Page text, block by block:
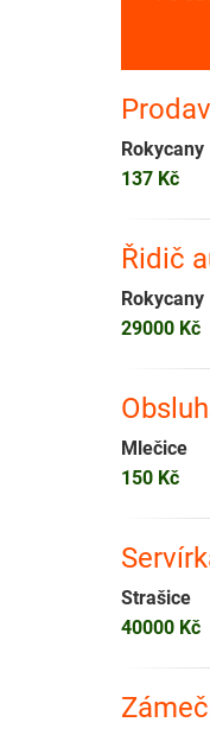
Rokycany
137 Kč
Řidič
Rokycany
29000 Kč
Mlečice
150 Kč
Strašice
40000 Kč